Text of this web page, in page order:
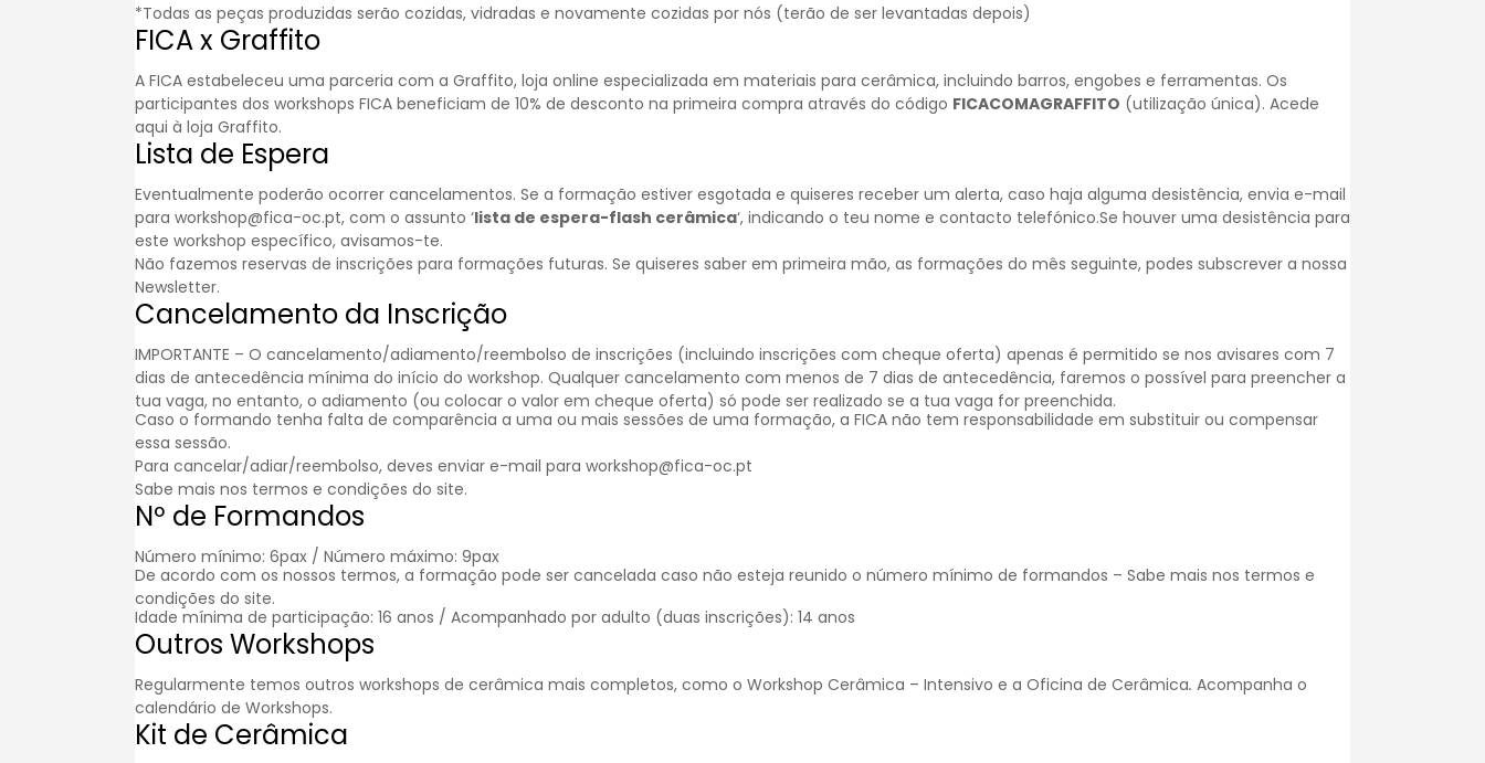
*Todas as peças produzidas serão cozidas, vidradas e novamente cozidas por nós (terão de ser levantadas depois)
FICA x Graffito
A FICA estabeleceu uma parceria com a Graffito, loja online especializada em materiais para cerâmica, incluindo barros, engobes e ferramentas. Os
participantes dos workshops FICA beneficiam de 10% de desconto na primeira compra através do código FICACOMAGRAFFITO (utilização única). Acede
aqui à loja Graffito.
Lista de Espera
Eventualmente poderão ocorrer cancelamentos. Se a formação estiver esgotada e quiseres receber um alerta, caso haja alguma desistência, envia e-mail
para workshop@fica-oc.pt, com o assunto ‘lista de espera-flash cerâmica‘, indicando o teu nome e contacto telefónico.Se houver uma desistência para
este workshop específico, avisamos-te.
Não fazemos reservas de inscrições para formações futuras. Se quiseres saber em primeira mão, as formações do mês seguinte, podes subscrever a nossa
Newsletter.
Cancelamento da Inscrição
IMPORTANTE – O cancelamento/adiamento/reembolso de inscrições (incluindo inscrições com cheque oferta) apenas é permitido se nos avisares com 7
dias de antecedência mínima do início do workshop. Qualquer cancelamento com menos de 7 dias de antecedência, faremos o possível para preencher a
tua vaga, no entanto, o adiamento (ou colocar o valor em cheque oferta) só pode ser realizado se a tua vaga for preenchida.
Caso o formando tenha falta de comparência a uma ou mais sessões de uma formação, a FICA não tem responsabilidade em substituir ou compensar
essa sessão.
Para cancelar/adiar/reembolso, deves enviar e-mail para workshop@fica-oc.pt
Sabe mais nos termos e condições do site.
Nº de Formandos
Número mínimo: 6pax / Número máximo: 9pax
De acordo com os nossos termos, a formação pode ser cancelada caso não esteja reunido o número mínimo de formandos – Sabe mais nos termos e
condições do site.
Idade mínima de participação: 16 anos / Acompanhado por adulto (duas inscrições): 14 anos
Outros Workshops
Regularmente temos outros workshops de cerâmica mais completos, como o Workshop Cerâmica – Intensivo e a Oficina de Cerâmica. Acompanha o
calendário de Workshops.
Kit de Cerâmica